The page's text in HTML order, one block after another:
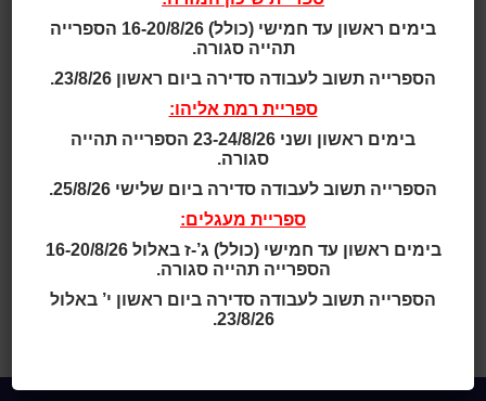
https://us02web.zoom.us/j/88350569080
בלבד.
מס' המקומות מוגבל | הזכות לשינויים שמורה
מיקום:
ההרצאה תועבר בזום- בקישור :
https://us02web.zoom.us/j/88350569080
ללא עלות
לינק חיצוני
בימים ראשון עד חמישי (כולל) 16-20/8/26 הספרייה
תהייה סגורה.
הספרייה תשוב לעבודה סדירה ביום ראשון 23/8/26.
ספריית רמת אליהו:
בימים ראשון ושני 23-24/8/26 הספרייה תהייה
סגורה.
הספרייה תשוב לעבודה סדירה ביום שלישי 25/8/26.
ספריית מעגלים:
בימים ראשון עד חמישי (כולל) ג’-ז באלול 16-20/8/26
הספרייה תהייה סגורה.
הספרייה תשוב לעבודה סדירה ביום ראשון י’ באלול
23/8/26.